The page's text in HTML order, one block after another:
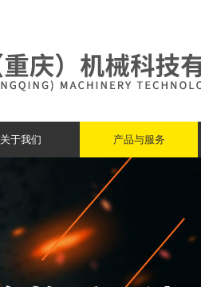
关于我们 产品与服务